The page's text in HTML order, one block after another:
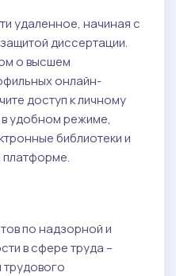
удаленное, начиная с
диссертации.
о высшем
онлайн-
доступ к личному
в удобном режиме,
библиотеки и
платформе.
по надзорной и
в сфере труда –